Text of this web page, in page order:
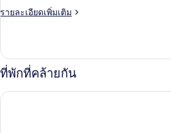
รายละเอียดเพิ่มเติม
ราย
เกี่ยว
กับ
ห้อง
ที่พักที่คล้ายกัน
ชาเดน รีสอร์ต อัลอูลา, บริหารโดย แอคค